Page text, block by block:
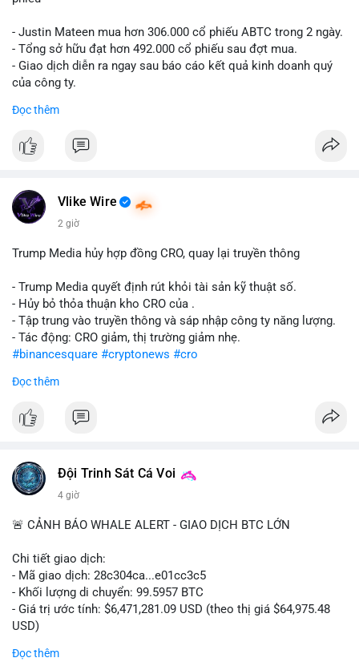
- Justin Mateen mua hơn 306.000 cổ phiếu ABTC trong 2 ngày.
- Tổng sở hữu đạt hơn 492.000 cổ phiếu sau đợt mua.
- Giao dịch diễn ra ngay sau báo cáo kết quả kinh doanh quý
của công ty.
#abtc #cryptonews
$btc $eth
📰 Nguồn: CoinDesk
Đọc thêm
Vlike Wire
2 giờ
Trump Media hủy hợp đồng CRO, quay lại truyền thông
- Trump Media quyết định rút khỏi tài sản kỹ thuật số.
- Hủy bỏ thỏa thuận kho CRO của .
- Tập trung vào truyền thông và sáp nhập công ty năng lượng.
- Tác động: CRO giảm, thị trường giảm nhẹ.
#binancesquare #cryptonews #cro
$cro
#vlikevn #titanbot
Đọc thêm
Đội Trinh Sát Cá Voi
4 giờ
🚨 CẢNH BÁO WHALE ALERT - GIAO DỊCH BTC LỚN
Chi tiết giao dịch:
- Mã giao dịch: 28c304ca...e01cc3c5
- Khối lượng di chuyển: 99.5957 BTC
- Giá trị ước tính: $6,471,281.09 USD (theo thị giá $64,975.48
USD)
Đọc thêm